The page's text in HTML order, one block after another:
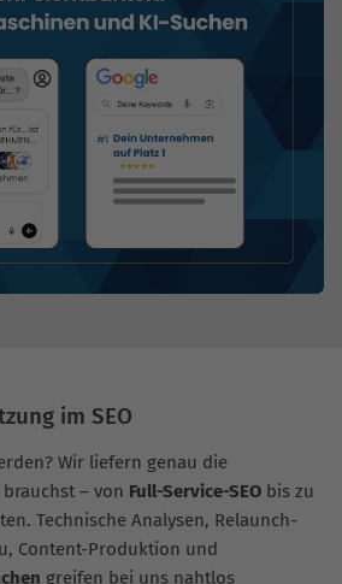
im SEO
Wir liefern genau die
– von Full-Service-SEO bis zu
Technische Analysen, Relaunch-
Content-Produktion und
greifen bei uns nahtlos